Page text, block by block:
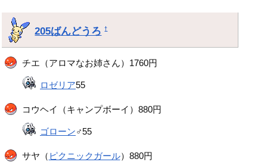
205ばんどうろ †
チエ（アロマなお姉さん）1760円
ロゼリア55
コウヘイ（キャンプボーイ）880円
ゴローン♂55
サヤ（ ピクニックガール）880円